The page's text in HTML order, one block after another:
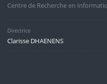
Centre de Recherche en
Directrice
Clarisse DHAENENS